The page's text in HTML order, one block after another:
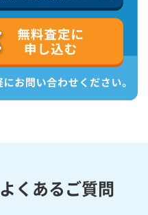
よくあるご質問